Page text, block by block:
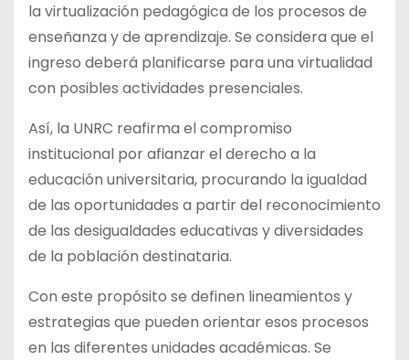
la virtualización pedagógica de los procesos de
enseñanza y de aprendizaje. Se considera que el
ingreso deberá planificarse para una virtualidad
con posibles actividades presenciales.
Así, la UNRC reafirma el compromiso
institucional por afianzar el derecho a la
educación universitaria, procurando la igualdad
de las oportunidades a partir del reconocimiento
de las desigualdades educativas y diversidades
de la población destinataria.
Con este propósito se definen lineamientos y
estrategias que pueden orientar esos procesos
en las diferentes unidades académicas. Se